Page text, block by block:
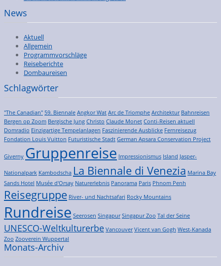
News
Aktuell
Allgemein
Programmvorschläge
Reiseberichte
Dombaureisen
Schlagwörter
"The Canadian" 59. Biennale Angkor Wat Arc de Triomphe Architektur Bahnreisen
Bergen op Zoom Bergische Jung Christo Claude Monet Conti-Reisen aktuell
Domradio Einzigartige Tempelanlagen Faszinierende Ausblicke Fernreisezug
Fondation Louis Vuitton Futuristische Stadt German Apsara Conservation Project
Giverny Gruppenreise Impressionismus Island Jasper-
Nationalpark Kambodscha La Biennale di Venezia Marina Bay
Sands Hotel Musée d'Orsay Naturerlebnis Panorama Paris Phnom Penh
Reisegruppe River- und Nachtsafari Rocky Mountains
Rundreise Seerosen Singapur Singapur Zoo Tal der Seine
UNESCO-Weltkulturerbe Vancouver Vicent van Gogh West-Kanada
Zoo Zooverein Wuppertal
Monats-Archiv